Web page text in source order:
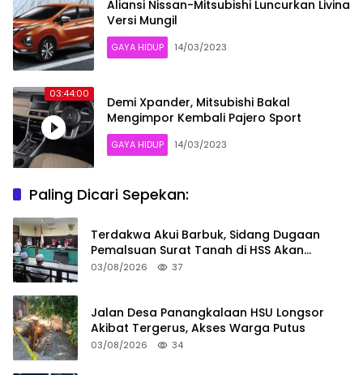
Aliansi Nissan-Mitsubishi Luncurkan Livina
Versi Mungil
GAYA HIDUP 14/03/2023
03:44:00
Demi Xpander, Mitsubishi Bakal
Mengimpor Kembali Pajero Sport
GAYA HIDUP 14/03/2023
Paling Dicari Sepekan:
Terdakwa Akui Barbuk, Sidang Dugaan
Pemalsuan Surat Tanah di HSS Akan
Berlanjut Tuntutan JPU
03/08/2026 37
Jalan Desa Panangkalaan HSU Longsor
Akibat Tergerus, Akses Warga Putus
03/08/2026 34